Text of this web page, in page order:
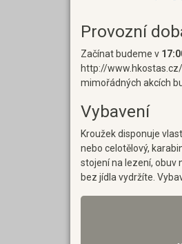
Provozní
Začínat budeme v
http://
mimořádných akcích
Vybavení
Kroužek disponuje
nebo celotělový,
stojení na lezení, obuv
bez jídla vydržíte.